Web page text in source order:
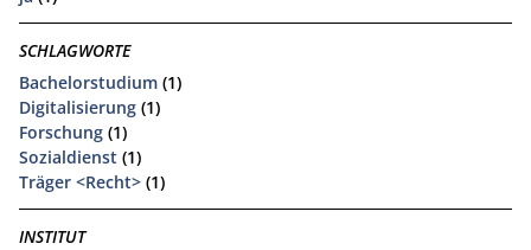
SCHLAGWORTE
Bachelorstudium (1)
Digitalisierung (1)
Forschung (1)
Sozialdienst (1)
Träger <Recht> (1)
INSTITUT